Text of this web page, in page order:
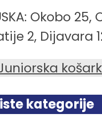
Okobo
2, Dijavara
kategorije